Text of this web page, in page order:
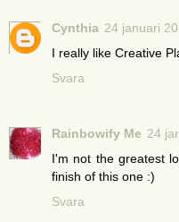
Cynthia 24 januari
I really like Creative
Svara
Rainbowify Me 24
I'm not the greatest
finish of this one :)
Svara